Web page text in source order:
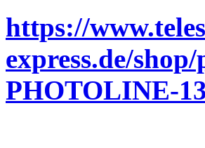
https://
express.de/
PHOTOLINE-